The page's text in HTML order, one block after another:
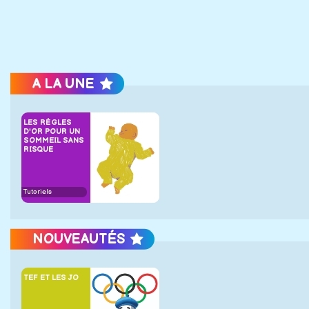
A LA UNE
LES RÈGLES
D'OR POUR UN
SOMMEIL SANS
RISQUE
Tutoriels
NOUVEAUTÉS
TEF ET LES JO